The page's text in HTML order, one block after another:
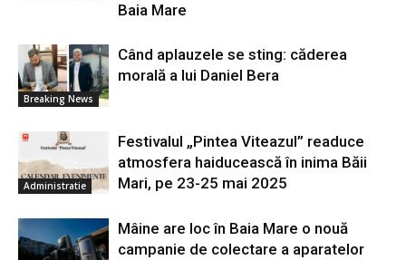
Baia Mare
Breaking News
Când aplauzele se sting: căderea
morală a lui Daniel Bera
Administratie
Festivalul „Pintea Viteazul” readuce
atmosfera haiducească în inima Băii
Mari, pe 23-25 mai 2025
Mâine are loc în Baia Mare o nouă
campanie de colectare a aparatelor